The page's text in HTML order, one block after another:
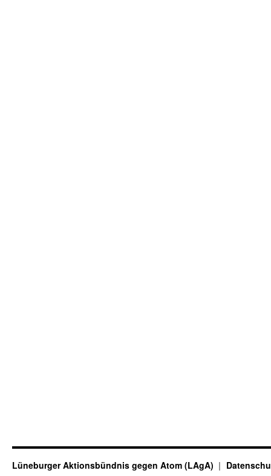
Lüneburger Aktionsbündnis gegen Atom (LAgA)